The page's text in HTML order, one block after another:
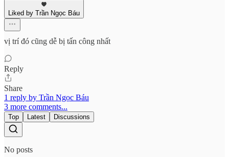
Liked by Trần Ngọc Báu
vị trí đó cũng dễ bị tấn công nhất
Reply
Share
1 reply by Trần Ngọc Báu
3 more comments...
Top Latest Discussions
No posts